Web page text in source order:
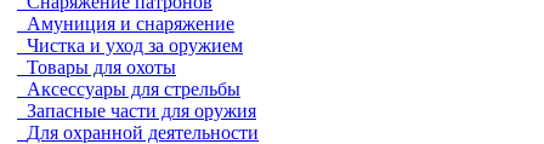
Амуниция и снаряжение
Чистка и уход за оружием
Товары для охоты
Аксессуары для стрельбы
Запасные части для оружия
Для охранной деятельности